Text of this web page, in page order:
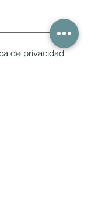
de privacidad.